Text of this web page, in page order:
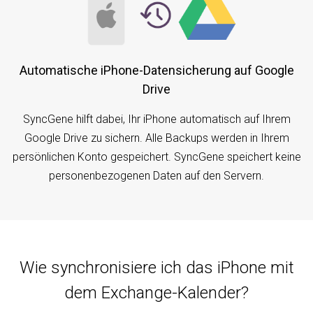
Automatische iPhone-Datensicherung auf Google
Drive
SyncGene hilft dabei, Ihr iPhone automatisch auf Ihrem
Google Drive zu sichern. Alle Backups werden in Ihrem
persönlichen Konto gespeichert. SyncGene speichert keine
personenbezogenen Daten auf den Servern.
Wie synchronisiere ich das iPhone mit
dem Exchange-Kalender?